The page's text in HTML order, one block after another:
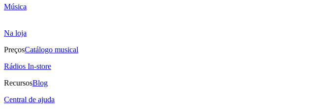
Música
Na loja
PreçosCatálogo musical
Rádios In-store
RecursosBlog
Central de ajuda